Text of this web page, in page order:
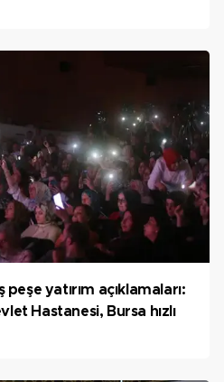
yatırım açıklamaları:
Hastanesi, Bursa hızlı